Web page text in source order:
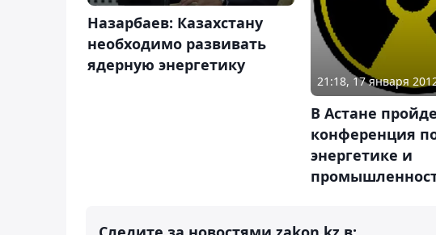
Назарбаев: Казахстану
необходимо развивать
ядерную энергетику
21:18, 17 января
В Астане
конференция
энергетике и